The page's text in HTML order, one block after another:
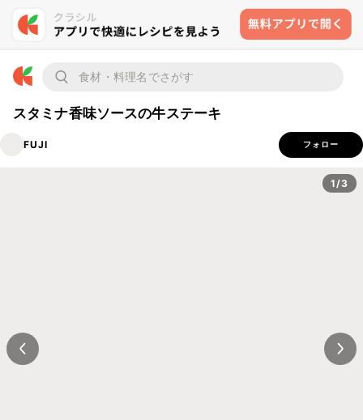
スタミナ香味ソースの牛ステーキ
FUJI フォロー
1/3